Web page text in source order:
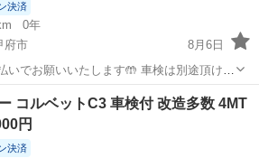
決済
0年
府市
8月6日
いいたします🤲 車検は別途頂けれ
コルベットC3 車検付 改造多数 4MT
円
決済